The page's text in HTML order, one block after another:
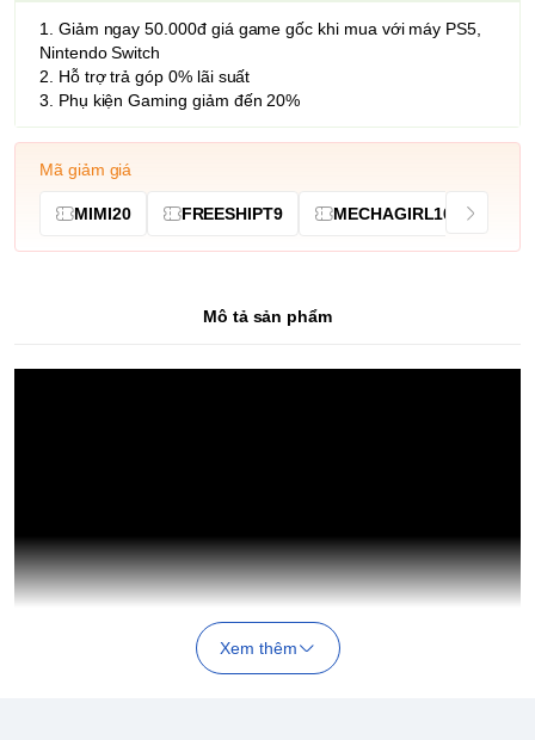
1. Giảm ngay 50.000đ giá game gốc khi mua với máy PS5,
Nintendo Switch
2. Hỗ trợ trả góp 0% lãi suất
3. Phụ kiện Gaming giảm đến 20%
Mã giảm giá
MIMI20 FREESHIPT9 MECHAGIRL10
Mô tả sản phẩm
Xem thêm